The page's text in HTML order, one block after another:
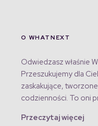
O WHATNEXT
Odwiedzasz właśnie
Przeszukujemy dla
zaskakujące,
codzienności. To oni
Przeczytaj więcej